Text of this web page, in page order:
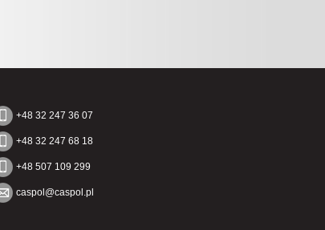
+48 32 247 36 07
+48 32 247 68 18
+48 507 109 299
caspol@caspol.pl